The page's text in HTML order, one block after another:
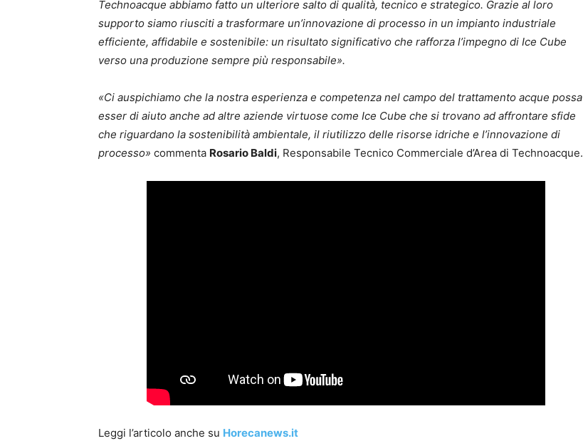
Technoacque abbiamo fatto un ulteriore salto di qualità, tecnico e strategico. Grazie al loro
supporto siamo riusciti a trasformare un’innovazione di processo in un impianto industriale
efficiente, affidabile e sostenibile: un risultato significativo che rafforza l’impegno di Ice Cube
verso una produzione sempre più responsabile».
«Ci auspichiamo che la nostra esperienza e competenza nel campo del trattamento acque possa
esser di aiuto anche ad altre aziende virtuose come Ice Cube che si trovano ad affrontare sfide
che riguardano la sostenibilità ambientale, il riutilizzo delle risorse idriche e l’innovazione di
processo» commenta Rosario Baldi, Responsabile Tecnico Commerciale d’Area di Technoacque.
Leggi l’articolo anche su Horecanews.it